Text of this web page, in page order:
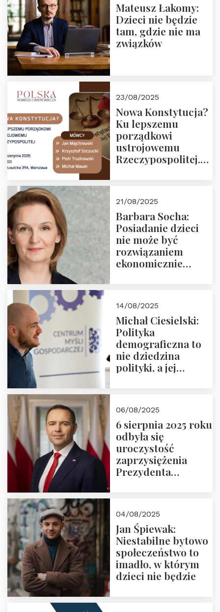
Mateusz Łakomy:
Dzieci nie będzie
tam, gdzie nie ma
związków
23/08/2025
Nowa Konstytucja?
Ku lepszemu
porządkowi
ustrojowemu
Rzeczypospolitej.
Nowego
Ćwierćwiecza”
21/08/2025
Barbara Socha:
Posiadanie dzieci
nie może być
rozwiązaniem
ekonomicznie
14/08/2025
Michał Ciesielski:
Polityka
demograficzna to
nie dziedzina
polityki, a jej
06/08/2025
6 sierpnia 2025 roku
odbyła się
uroczystość
zaprzysiężenia
Prezydenta
Nawrockiego
04/08/2025
Jan Śpiewak:
Niestabilne bytowo
społeczeństwo to
imadło, w którym
dzieci nie będzie